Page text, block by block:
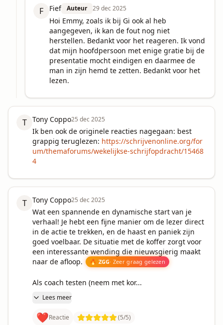
F Fief Auteur 29 dec 2025
Hoi Emmy, zoals ik bij Gi ook al heb
aangegeven, ik kan de fout nog niet
herstellen. Bedankt voor het reageren. Ik vond
dat mijn hoofdpersoon met enige gratie bij de
presentatie mocht eindigen en daarmee de
man in zijn hemd te zetten. Bedankt voor het
lezen.
T Tony Coppo25 dec 2025
Ik ben ook de originele reacties nagegaan: best
grappig teruglezen: https://schrijvenonline.org/for
um/themaforums/wekelijkse-schrijfopdracht/15468
4
T Tony Coppo25 dec 2025
Wat een spannende en dynamische start van je
verhaal! Je hebt een fijne manier om de lezer direct
in de actie te trekken, en de haast en paniek zijn
goed voelbaar. De situatie met de koffer zorgt voor
een interessante wending die nieuwsgierig maakt
naar de afloop.
🔥 ZGG· Zeer graag gelezen
Als coach testen (neem met kor...
Lees meer
❤️Reactie (5/5)